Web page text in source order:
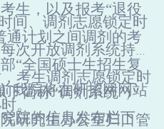
生，以及报考“退役
通计划之间调剂的考
“全国硕士生招生复
下简称“调剂系统”）
研究生办公室归口管
间、调剂志愿锁定时
次开放调剂系统持续
考生调剂志愿锁定时
。
我院将在研招网网站
院的信息发布栏下提